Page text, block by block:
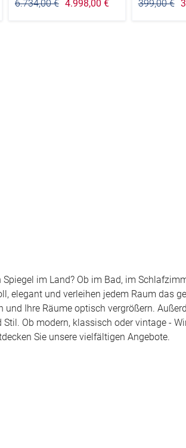
6.734,00 € 4.998,00 €
399,00 €
im Land? Ob im Bad, im
elegant und verleihen jedem Raum das
Ihre Räume optisch vergrößern.
Ob modern, klassisch oder vintage -
Sie unsere vielfältigen Angebote.